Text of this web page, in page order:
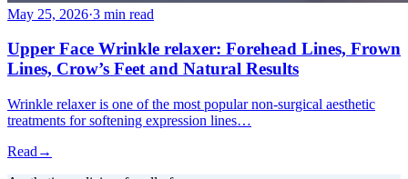
May 25, 2026·3 min read
Upper Face Wrinkle relaxer: Forehead Lines, Frown
Lines, Crow’s Feet and Natural Results
Wrinkle relaxer is one of the most popular non-surgical aesthetic
treatments for softening expression lines…
Read →